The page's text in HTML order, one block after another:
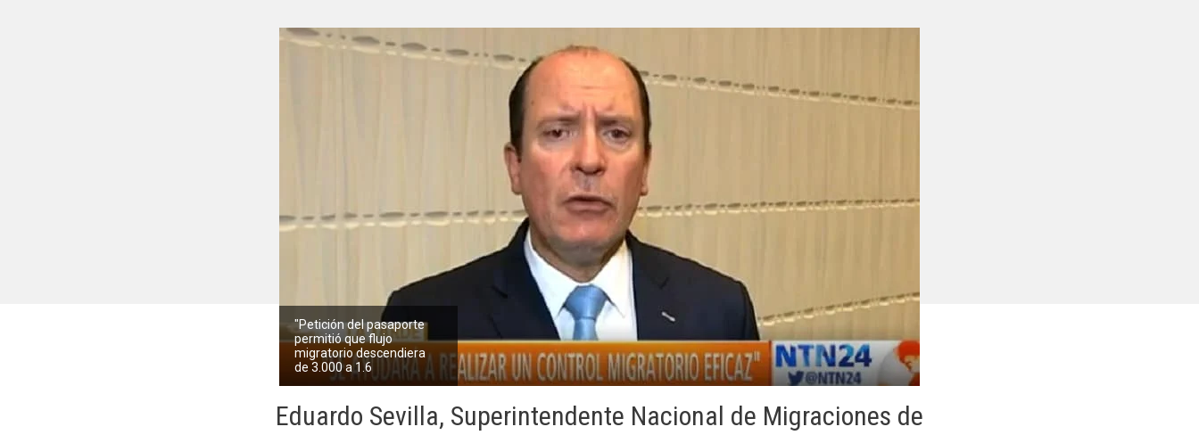
"Petición del pasaporte
permitió que flujo
migratorio descendiera
de 3.000 a 1.6
Eduardo Sevilla, Superintendente Nacional de Migraciones de